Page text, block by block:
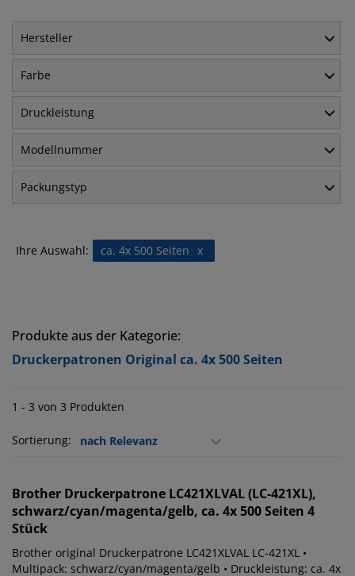
Hersteller
Farbe
Druckleistung
Modellnummer
Packungstyp
Ihre Auswahl: x
ca. 4x 500 Seiten
Produkte aus der Kategorie:
Druckerpatronen Original ca. 4x 500 Seiten
1 - 3 von 3 Produkten
Sortierung:
Brother Druckerpatrone LC421XLVAL (LC-421XL),
schwarz/cyan/magenta/gelb, ca. 4x 500 Seiten 4
Stück
Brother original Druckerpatrone LC421XLVAL LC-421XL •
Multipack: schwarz/cyan/magenta/gelb • Druckleistung: ca. 4x